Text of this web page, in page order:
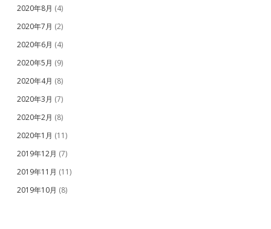
2020年8月 (4)
2020年7月 (2)
2020年6月 (4)
2020年5月 (9)
2020年4月 (8)
2020年3月 (7)
2020年2月 (8)
2020年1月 (11)
2019年12月 (7)
2019年11月 (11)
2019年10月 (8)